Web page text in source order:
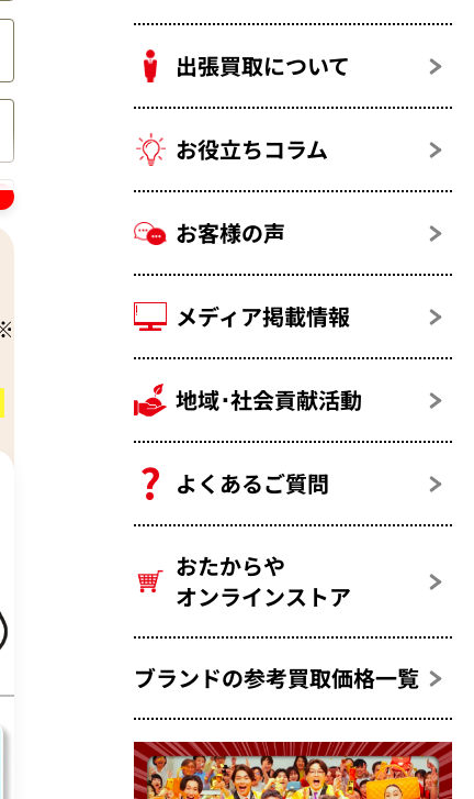
出張買取について
お役立ちコラム
お客様の声
メディア掲載情報
地域･社会貢献活動
よくあるご質問
おたからや
オンラインストア
ブランドの参考買取価格一覧